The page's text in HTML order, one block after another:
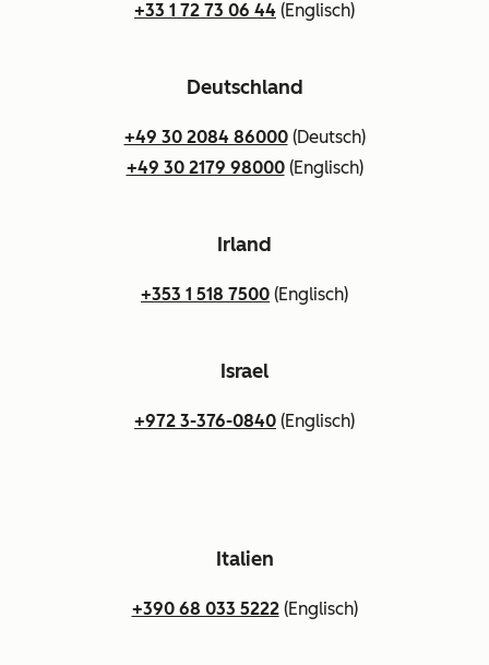
+33 1 72 73 06 44 (Englisch)
Deutschland
+49 30 2084 86000(Deutsch)
+49 30 2179 98000(Englisch)
Irland
+353 1 518 7500 (Englisch)
Israel
+972 3-376-0840 (Englisch)
Italien
+390 68 033 5222(Englisch)